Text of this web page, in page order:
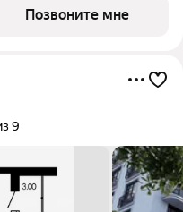
Глинки. Преимущества:
Позвоните мне
9